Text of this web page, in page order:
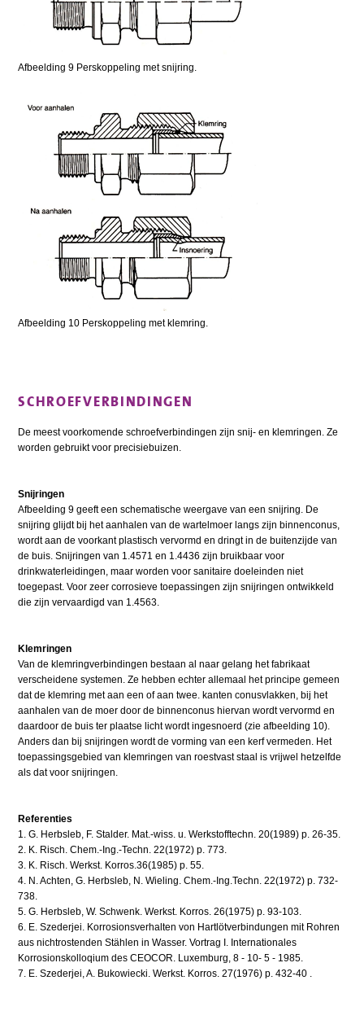
Afbeelding 9 Perskoppeling met snijring.
Afbeelding 10 Perskoppeling met klemring.
SCHROEFVERBINDINGEN
De meest voorkomende schroefverbindingen zijn snij- en klemringen. Ze
worden gebruikt voor precisiebuizen.
Snijringen
Afbeelding 9 geeft een schematische weergave van een snijring. De
snijring glijdt bij het aanhalen van de wartelmoer langs zijn binnenconus,
wordt aan de voorkant plastisch vervormd en dringt in de buitenzijde van
de buis. Snijringen van 1.4571 en 1.4436 zijn bruikbaar voor
drinkwaterleidingen, maar worden voor sanitaire doeleinden niet
toegepast. Voor zeer corrosieve toepassingen zijn snijringen ontwikkeld
die zijn vervaardigd van 1.4563.
Klemringen
Van de klemringverbindingen bestaan al naar gelang het fabrikaat
verscheidene systemen. Ze hebben echter allemaal het principe gemeen
dat de klemring met aan een of aan twee. kanten conusvlakken, bij het
aanhalen van de moer door de binnenconus hiervan wordt vervormd en
daardoor de buis ter plaatse licht wordt ingesnoerd (zie afbeelding 10).
Anders dan bij snijringen wordt de vorming van een kerf vermeden. Het
toepassingsgebied van klemringen van roestvast staal is vrijwel hetzelfde
als dat voor snijringen.
Referenties
1. G. Herbsleb, F. Stalder. Mat.-wiss. u. Werkstofftechn. 20(1989) p. 26-35.
2. K. Risch. Chem.-Ing.-Techn. 22(1972) p. 773.
3. K. Risch. Werkst. Korros.36(1985) p. 55.
4. N. Achten, G. Herbsleb, N. Wieling. Chem.-Ing.Techn. 22(1972) p. 732-
738.
5. G. Herbsleb, W. Schwenk. Werkst. Korros. 26(1975) p. 93-103.
6. E. Szederjei. Korrosionsverhalten von Hartlötverbindungen mit Rohren
aus nichtrostenden Stählen in Wasser. Vortrag I. Internationales
Korrosionskolloqium des CEOCOR. Luxemburg, 8 - 10- 5 - 1985.
7. E. Szederjei, A. Bukowiecki. Werkst. Korros. 27(1976) p. 432-40 .